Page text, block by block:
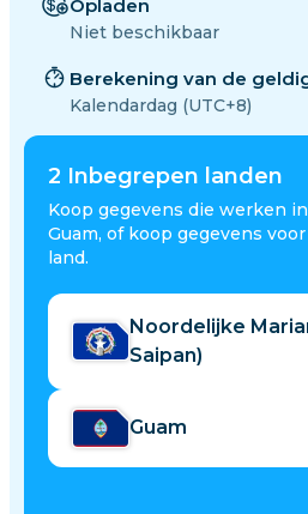
2 Inbegrepen landen
Koop gegevens die werken
Guam, of koop gegevens
land.
Noordelijke
Saipan)
Guam
Opladen
Niet beschikbaar
Berekening van de
Kalendardag (UTC+8)